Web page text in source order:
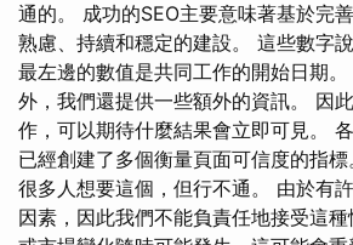
通的。 成功的SEO主要意味著基於完
熟慮、持續和穩定的建設。 這些數字
最左邊的數值是共同工作的開始日期
外，我們還提供一些額外的資訊。 因
作，可以期待什麼結果會立即可見。
已經創建了多個衡量頁面可信度的指標
很多人想要這個，但行不通。 由於有
因素，因此我們不能負責任地接受這